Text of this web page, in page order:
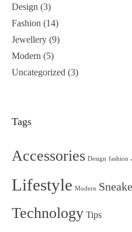
Design (3)
Fashion (14)
Jewellery (9)
Modern (5)
Uncategorized (3)
Tags
Accessories Design fashion
Lifestyle Modern
Technology Tips